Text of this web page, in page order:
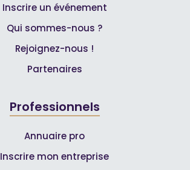
Inscrire un événement
Qui sommes-nous ?
Rejoignez-nous !
Partenaires
Professionnels
Annuaire pro
Inscrire mon entreprise